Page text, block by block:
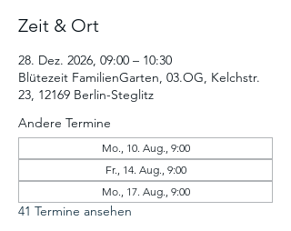
Zeit & Ort
28. Dez. 2026, 09:00 – 10:30
Blütezeit FamilienGarten, 03.OG, Kelchstr.
23, 12169 Berlin-Steglitz
Andere Termine
Mo., 10. Aug., 9:00
Fr., 14. Aug., 9:00
Mo., 17. Aug., 9:00
41 Termine ansehen